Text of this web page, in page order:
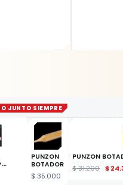
JUNTO SIEMPRE
X
PUNZON
BOTADOR
$ 35.000
PUNZON
$31.200 $